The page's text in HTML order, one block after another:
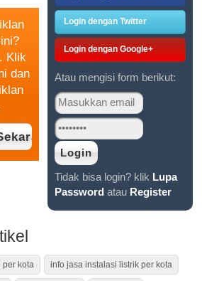
Klik
dan
Login dengan Twitter
Login dengan Google+
Atau mengisi form berikut:
Tidak bisa login? klik Lupa
Password atau Register
per kota info jasa instalasi listrik per kota